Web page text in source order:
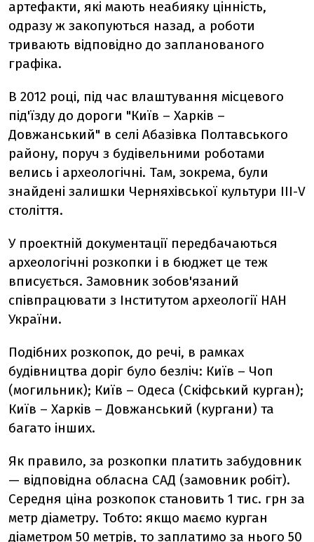
артефакти, які мають неабияку цінність,
одразу ж закопуються назад, а роботи
тривають відповідно до запланованого
графіка.
В 2012 році, під час влаштування місцевого
під'їзду до дороги "Київ – Харків –
Довжанський" в селі Абазівка Полтавського
району, поруч з будівельними роботами
велись і археологічні. Там, зокрема, були
знайдені залишки Черняхівської культури III-V
століття.
У проектній документації передбачаються
археологічні розкопки і в бюджет це теж
вписується. Замовник зобов'язаний
співпрацювати з Інститутом археології НАН
України.
Подібних розкопок, до речі, в рамках
будівництва доріг було безліч: Київ – Чоп
(могильник); Київ – Одеса (Скіфський курган);
Київ – Харків – Довжанський (кургани) та
багато інших.
Як правило, за розкопки платить забудовник
— відповідна обласна САД (замовник робіт).
Середня ціна розкопок становить 1 тис. грн за
метр діаметру. Тобто: якщо маємо курган
діаметром 50 метрів, то заплатимо за нього 50